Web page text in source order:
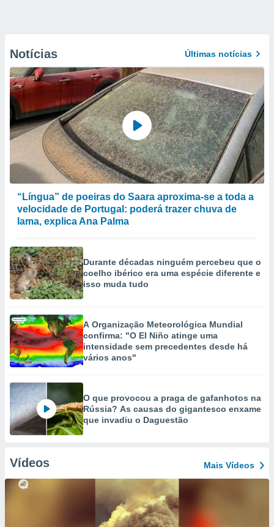
Notícias Últimas notícias
“Língua” de poeiras do Saara aproxima-se a toda a
velocidade de Portugal: poderá trazer chuva de
lama, explica Ana Palma
Durante décadas ninguém percebeu que o
coelho ibérico era uma espécie diferente e
isso muda tudo
A Organização Meteorológica Mundial
confirma: "O El Niño atinge uma
intensidade sem precedentes desde há
vários anos"
O que provocou a praga de gafanhotos na
Rússia? As causas do gigantesco enxame
que invadiu o Daguestão
Vídeos Mais Vídeos